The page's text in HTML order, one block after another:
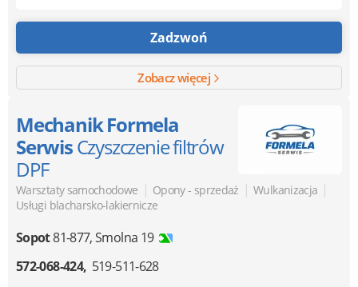
Zadzwoń
Zobacz więcej
Mechanik Formela
SerwisCzyszczenie filtrów
DPF
Warsztaty samochodowe | Opony - sprzedaż | Wulkanizacja |
Usługi blacharsko-lakiernicze
Sopot81-877,Smolna 19
572-068-424 519-511-628